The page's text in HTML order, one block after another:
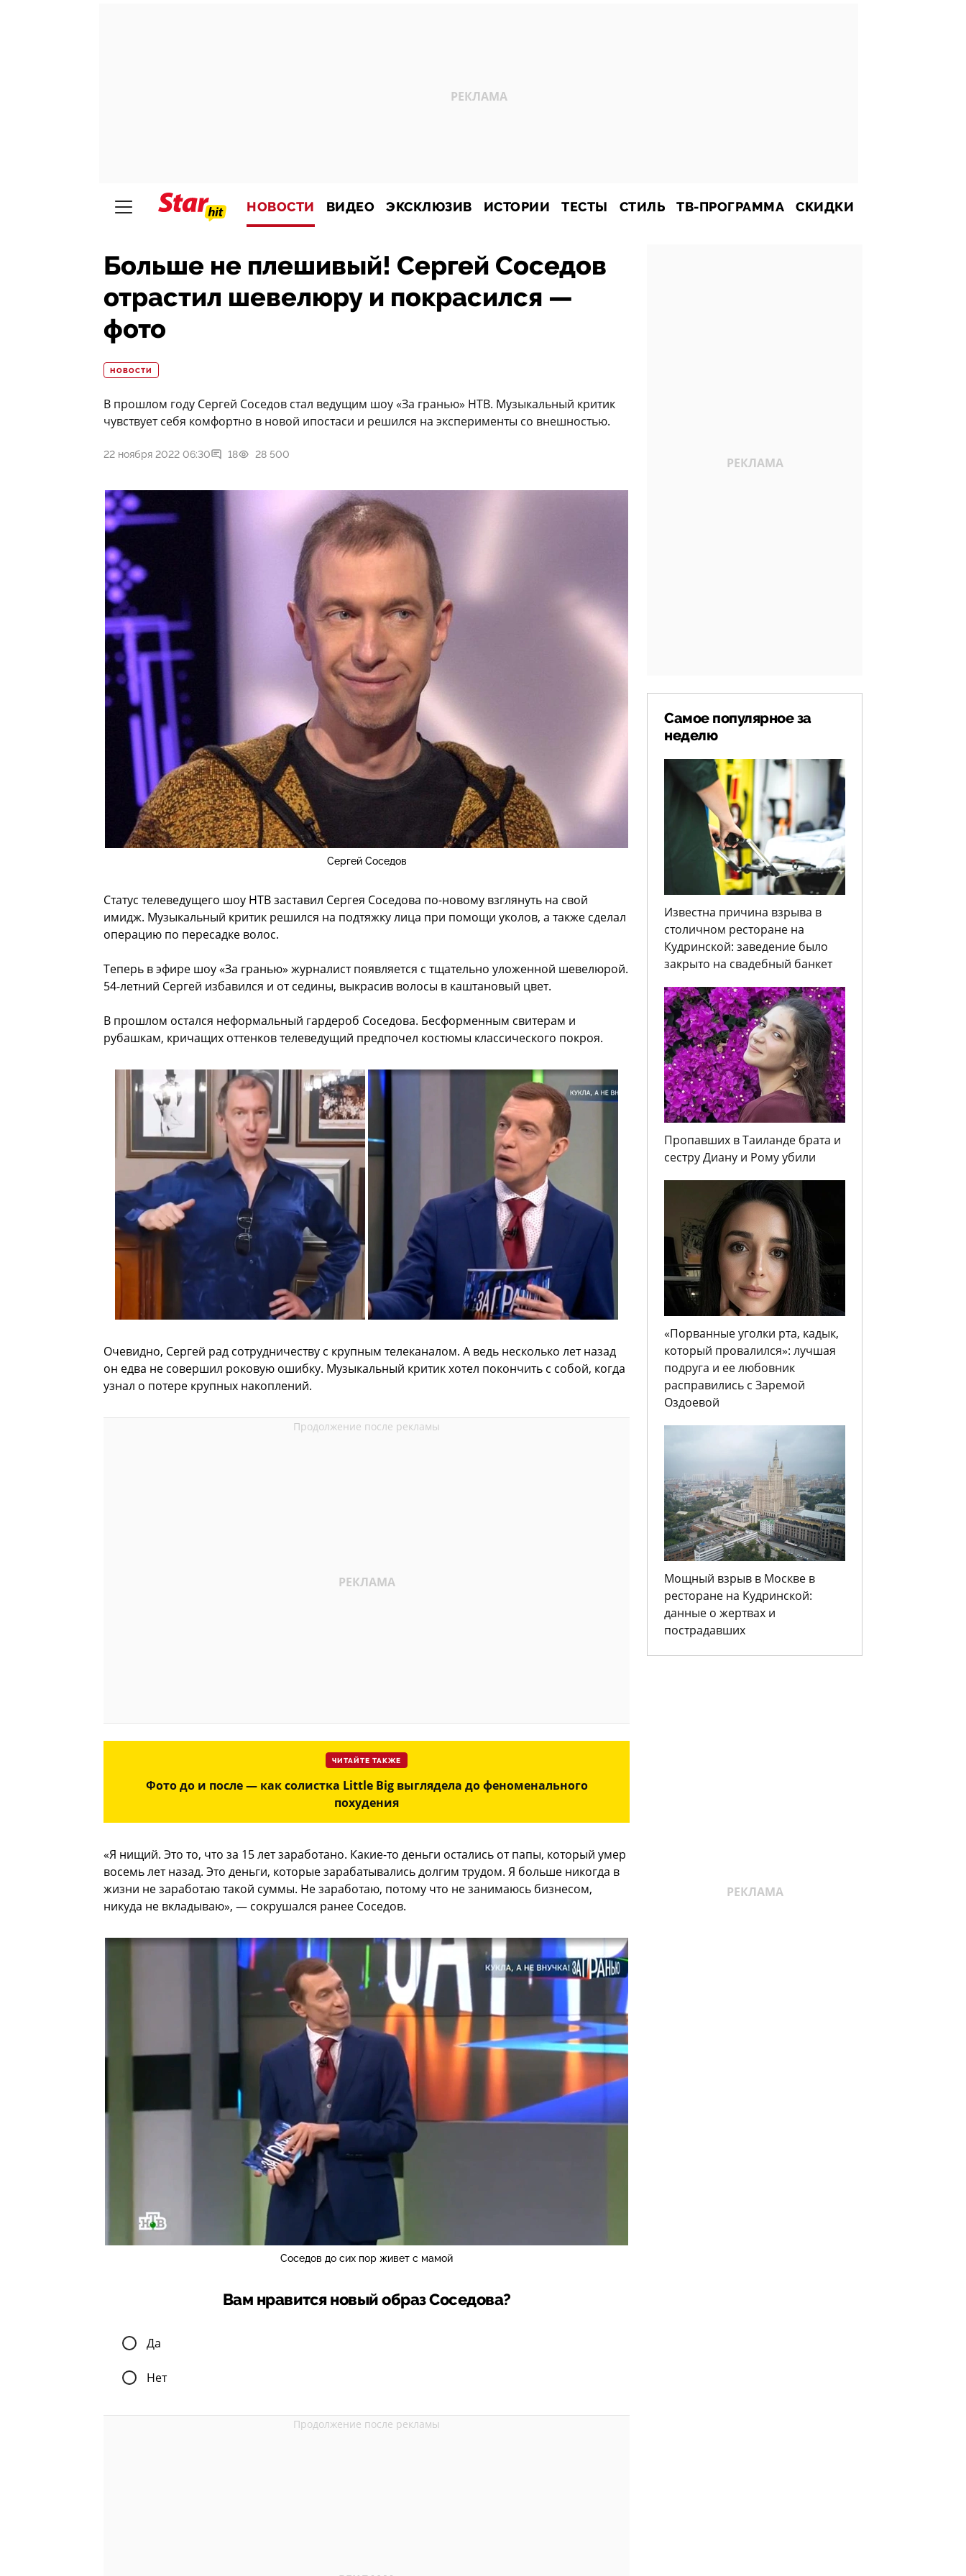
НОВОСТИ ВИДЕО ЭКСКЛЮЗИВ ИСТОРИИ ТЕСТЫ СТИЛЬ ТВ-ПРОГРАММА СКИДКИ
Больше не плешивый! Сергей Соседов
отрастил шевелюру и покрасился —
фото
НОВОСТИ
В прошлом году Сергей Соседов стал ведущим шоу «За гранью» НТВ. Музыкальный критик
чувствует себя комфортно в новой ипостаси и решился на эксперименты со внешностью.
22 ноября 2022 06:30 18 28 500
Сергей Соседов
Статус телеведущего шоу НТВ заставил Сергея Соседова по-новому взглянуть на свой
имидж. Музыкальный критик решился на подтяжку лица при помощи уколов, а также сделал
операцию по пересадке волос.
Теперь в эфире шоу «За гранью» журналист появляется с тщательно уложенной шевелюрой.
54-летний Сергей избавился и от седины, выкрасив волосы в каштановый цвет.
В прошлом остался неформальный гардероб Соседова. Бесформенным свитерам и
рубашкам, кричащих оттенков телеведущий предпочел костюмы классического покроя.
Очевидно, Сергей рад сотрудничеству с крупным телеканалом. А ведь несколько лет назад
он едва не совершил роковую ошибку. Музыкальный критик хотел покончить с собой, когда
узнал о потере крупных накоплений.
ЧИТАЙТЕ ТАКЖЕ
Фото до и после — как солистка Little Big выглядела до феноменального
похудения
«Я нищий. Это то, что за 15 лет заработано. Какие-то деньги остались от папы, который умер
восемь лет назад. Это деньги, которые зарабатывались долгим трудом. Я больше никогда в
жизни не заработаю такой суммы. Не заработаю, потому что не занимаюсь бизнесом,
никуда не вкладываю», — сокрушался ранее Соседов.
Соседов до сих пор живет с мамой
Вам нравится новый образ Соседова?
Да
Нет
Самое популярное за
неделю
Известна причина взрыва в
столичном ресторане на
Кудринской: заведение было
закрыто на свадебный банкет
Пропавших в Таиланде брата и
сестру Диану и Рому убили
«Порванные уголки рта, кадык,
который провалился»: лучшая
подруга и ее любовник
расправились с Заремой
Оздоевой
Мощный взрыв в Москве в
ресторане на Кудринской:
данные о жертвах и
пострадавших